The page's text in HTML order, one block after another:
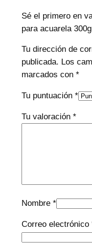
Sé el primero en
para acuarela
Tu dirección de
publicada. Los
marcados con *
Tu puntuación *
Tu valoración *
Nombre *
Correo electrónico